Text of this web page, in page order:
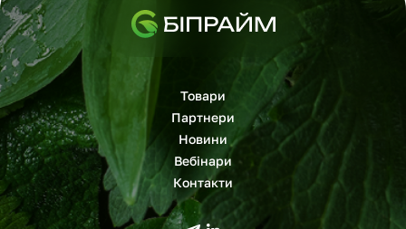
Товари
Партнери
Новини
Вебінари
Контакти